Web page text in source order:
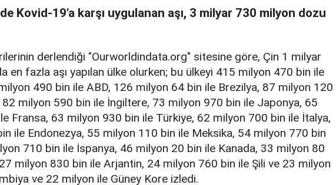
Kovid-19'a karşı uygulanan aşı, 3 milyar 730 milyon dozu
derlendiği "Ourworldindata.org" sitesine göre, Çin 1 milyar
en fazla aşı yapılan ülke olurken; bu ülkeyi 415 milyon 470 bin ile
490 bin ile ABD, 126 milyon 64 bin ile Brezilya, 87 milyon 120
82 milyon 590 bin ile İngiltere, 73 milyon 970 bin ile Japonya, 65
Fransa, 63 milyon 930 bin ile Türkiye, 62 milyon 700 bin ile İtalya,
ile Endonezya, 55 milyon 110 bin ile Meksika, 54 milyon 770 bin
710 bin ile İspanya, 46 milyon 20 bin ile Kanada, 33 milyon 80
milyon 830 bin ile Arjantin, 24 milyon 760 bin ile Şili ve 23 milyon
ve 22 milyon ile Güney Kore izledi.